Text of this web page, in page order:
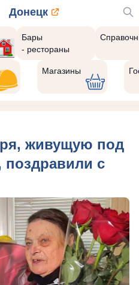
Донецк
Бары
- рестораны
Магазины
живущую под
поздравили с